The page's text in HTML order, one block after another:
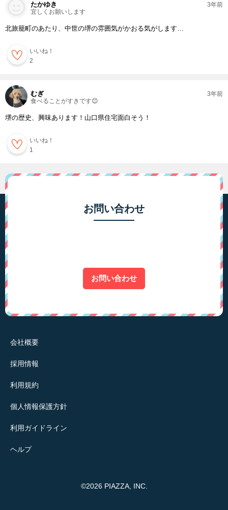
たかゆき
宜しくお願いします
3年前
北旅籠町のあたり、中世の堺の雰囲気がかおる気がします…
いいね！
2
むぎ
食べることがすきです😊
3年前
堺の歴史、興味あります！山口県住宅面白そう！
いいね！
1
お問い合わせ
お問い合わせ
会社概要
採用情報
利用規約
個人情報保護方針
利用ガイドライン
ヘルプ
©2026 PIAZZA, INC.